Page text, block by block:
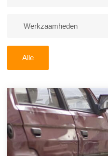
Zoekt u liever naar een
U kunt er ook voor kiezen
verkopen en op te laten
Ophaaldienst van
auto gratis ophalen in
contact op of maak een
Alle